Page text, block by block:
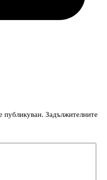
публикуван. Задължителните